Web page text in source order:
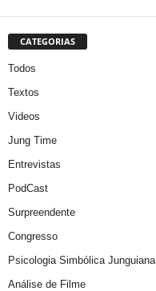
CATEGORIAS
Todos
Textos
Videos
Jung Time
Entrevistas
PodCast
Surpreendente
Congresso
Psicologia Simbólica Junguiana
Análise de Filme